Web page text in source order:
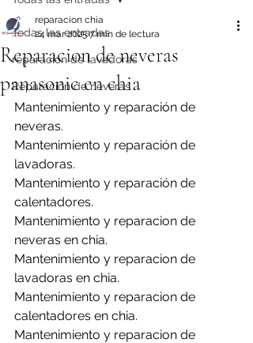
Todas las entradas
reparacion de lavadoras
Reparación de neveras
Reparacion de neveras
panasonic en chia
reparacion chia
24 mar 20257 min de lectura
Mantenimiento y reparación de
neveras.
Mantenimiento y reparación de
lavadoras.
Mantenimiento y reparación de
calentadores.
Mantenimiento y reparacion de
neveras en chia.
Mantenimiento y reparacion de
lavadoras en chia.
Mantenimiento y reparacion de
calentadores en chia.
Mantenimiento y reparacion de